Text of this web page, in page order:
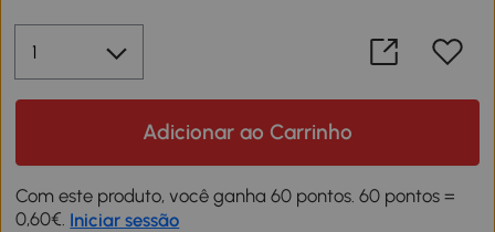
Adicionar ao Carrinho
Com este produto, você ganha 60 pontos. 60 pontos =
0,60€. Iniciar sessão